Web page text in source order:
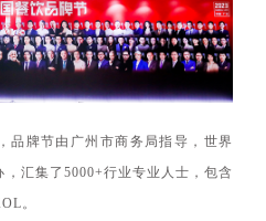
品牌节由广州市商务局指导，世界
汇集了5000+行业专业人士，包含
。